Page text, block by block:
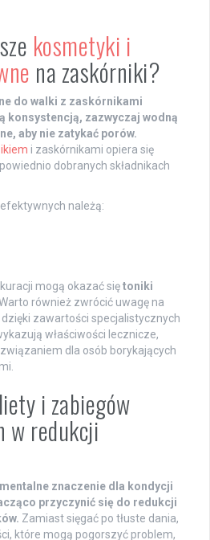
kosmetyki i
na zaskórniki?
do walki z zaskórnikami
konsystencją, zazwyczaj wodną
aby nie zatykać porów.
i zaskórnikami opiera się
dobranych składnikach
należą:
mogą okazać siętoniki
również zwrócić uwagę na
dzięki zawartości specjalistycznych
właściwości lecznicze,
dla osób borykających
i zabiegów
w redukcji
znaczenie dla kondycji
przyczynić się do redukcji
Zamiast sięgać po tłuste dania,
które mogą pogorszyć problem,